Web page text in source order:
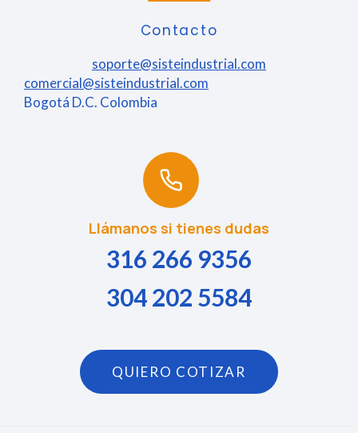
Contacto
soporte@sisteindustrial.com
comercial@sisteindustrial.com
Bogotá D.C. Colombia
Llámanos si tienes dudas
316 266 9356
304 202 5584
QUIERO COTIZAR